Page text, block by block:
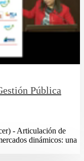
Pública
- Articulación de
dinámicos: una